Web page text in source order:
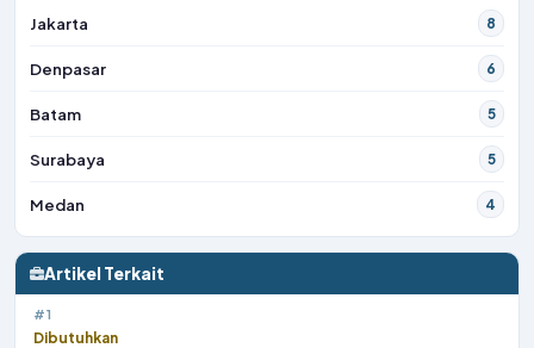
Jakarta 8
Denpasar 6
Batam 5
Surabaya 5
Medan 4
Artikel Terkait
#1
Dibutuhkan